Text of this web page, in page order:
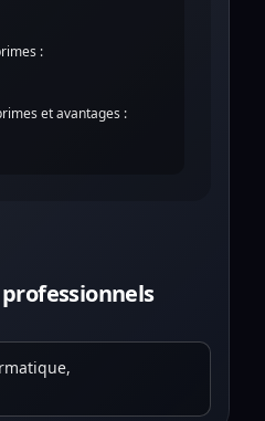
:
et avantages :